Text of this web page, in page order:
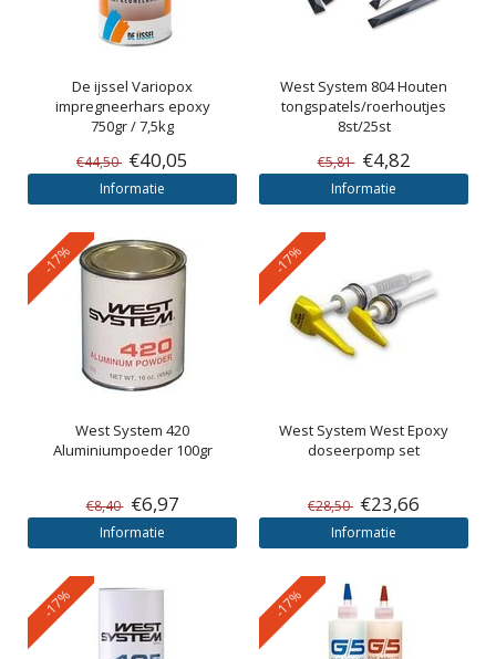
De ijssel Variopox
impregneerhars epoxy
750gr / 7,5kg
€44,50 €40,05
Informatie
West System 804 Houten
tongspatels/roerhoutjes
8st/25st
€5,81 €4,82
Informatie
-17%
West System 420
Aluminiumpoeder 100gr
€8,40 €6,97
Informatie
-17%
West System West Epoxy
doseerpomp set
€28,50 €23,66
Informatie
-17% -17%